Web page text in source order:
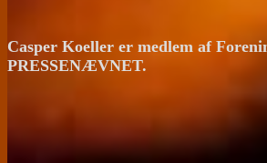
Casper Koeller er medlem af
PRESSENÆVNET.